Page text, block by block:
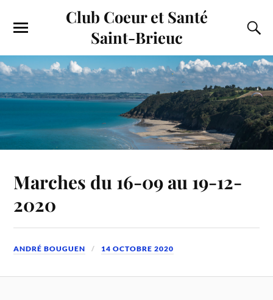
Club Coeur et Santé
Saint-Brieuc
Marches du 16-09 au 19-12-
2020
ANDRÉ BOUGUEN 14 OCTOBRE 2020